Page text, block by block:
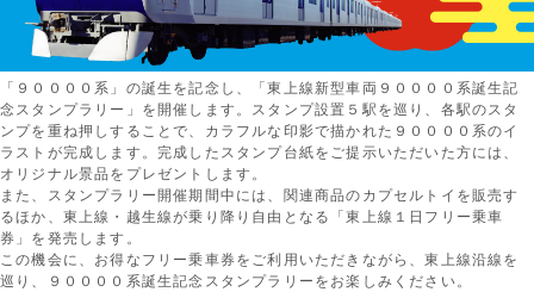
「９００００系」の誕生を記念し、「東上線新型車両９００００系誕生記
念スタンプラリー」を開催します。スタンプ設置５駅を巡り、各駅のスタ
ンプを重ね押しすることで、カラフルな印影で描かれた９００００系のイ
ラストが完成します。完成したスタンプ台紙をご提示いただいた方には、
オリジナル景品をプレゼントします。
また、スタンプラリー開催期間中には、関連商品のカプセルトイを販売す
るほか、東上線・越生線が乗り降り自由となる「東上線１日フリー乗車
券」を発売します。
この機会に、お得なフリー乗車券をご利用いただきながら、東上線沿線を
巡り、９００００系誕生記念スタンプラリーをお楽しみください。